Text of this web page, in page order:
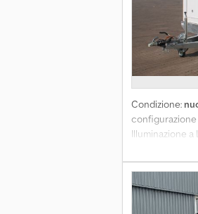
Condizione:
configurazione
Illuminazione a
manovella,
piattaforma in
elevatori,
mm, altezza
possibile